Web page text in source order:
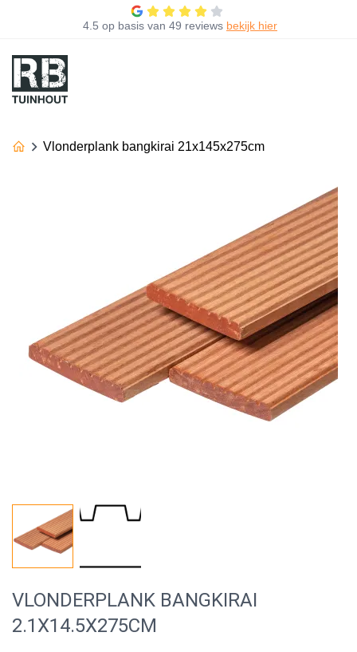
4.5 op basis van 49 reviews bekijk hier
Vlonderplank bangkirai 21x145x275cm
VLONDERPLANK BANGKIRAI
2.1X14.5X275CM